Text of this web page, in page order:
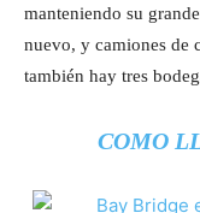
manteniendo su
nuevo, y camiones de
también hay tres
COMO